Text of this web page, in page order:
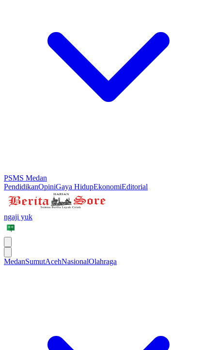
PSMS Medan
PendidikanOpiniGaya HidupEkonomiEditorial
ngaji yuk
MedanSumutAcehNasionalOlahraga